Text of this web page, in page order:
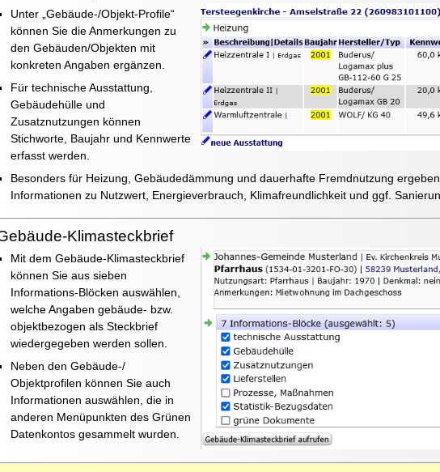
Unter „Gebäude-/Objekt-Profile“
können Sie die Anmerkungen zu
den Gebäuden/Objekten mit
konkreten Angaben ergänzen.
Für technische Ausstattung,
Gebäudehülle und
Zusatznutzungen können
Stichworte, Baujahr und Kennwerte
erfasst werden.
Besonders für Heizung, Gebäudedämmung und dauerhafte Fremdnutzung
Informationen zu Nutzwert, Energieverbrauch, Klimafreundlichkeit und ggf.
Klimasteckbrief
Mit dem Gebäude-Klimasteckbrief
können Sie aus sieben
Informations-Blöcken auswählen,
welche Angaben gebäude- bzw.
objektbezogen als Steckbrief
wiedergegeben werden sollen.
Neben den Gebäude-/
Objektprofilen können Sie auch
Informationen auswählen, die in
anderen Menüpunkten des Grünen
Datenkontos gesammelt wurden.